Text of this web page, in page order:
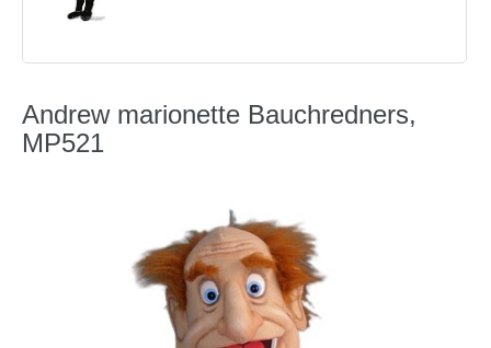
Andrew marionette Bauchredners,
MP521